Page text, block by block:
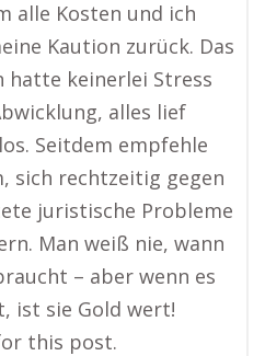
alle Kosten und ich
Kaution zurück. Das
hatte keinerlei Stress
alles lief
Seitdem empfehle
sich rechtzeitig gegen
juristische Probleme
Man weiß nie, wann
– aber wenn es
ist sie Gold wert!
this post.